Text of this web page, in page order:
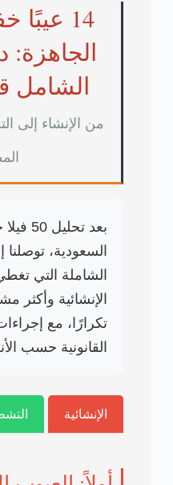
14
الجاهزة:
الشامل
من الإنشاء إلى
بعد تحليل 50 فيلا جاهزة
السعودية، توصلنا
الشاملة التي
الإنشائية وأكثر
تكرارًا، مع
القانونية حسب
الإنشائية